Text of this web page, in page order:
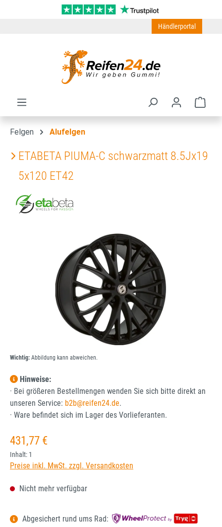
Zum Hauptinhalt springen
Händlerportal
Felgen Alufelgen
ETABETA PIUMA-C schwarzmatt 8.5Jx19
5x120 ET42
Bildergalerie überspringen
Wichtig: Abbildung kann abweichen.
Hinweise:
· Bei größeren Bestellmengen wenden Sie sich bitte direkt an
unseren Service: b2b@reifen24.de.
· Ware befindet sich im Lager des Vorlieferanten.
Regulärer Preis:
431,77 €
Inhalt: 1
Preise inkl. MwSt. zzgl. Versandkosten
Nicht mehr verfügbar
Abgesichert rund ums Rad: